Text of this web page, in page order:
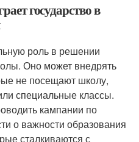
государство в
роль в решении
Оно может внедрять
не посещают школу,
специальные классы.
кампании по
о важности образования
сталкиваются с